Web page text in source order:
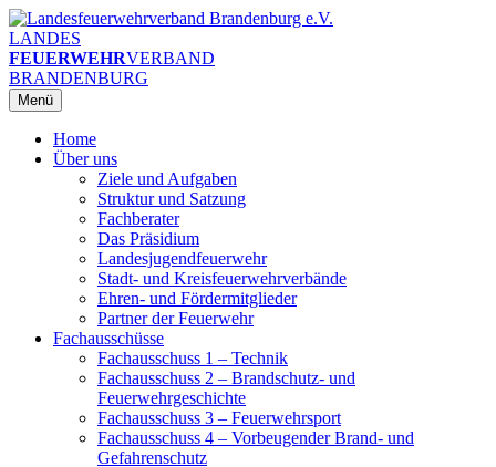
Zum
Inhalt
springen
LANDES
FEUERWEHRVERBAND
BRANDENBURG
Menü
Home
Über uns
Ziele und Aufgaben
Struktur und Satzung
Fachberater
Das Präsidium
Landesjugendfeuerwehr
Stadt- und Kreisfeuerwehrverbände
Ehren- und Fördermitglieder
Partner der Feuerwehr
Fachausschüsse
Fachausschuss 1 – Technik
Fachausschuss 2 – Brandschutz- und
Feuerwehrgeschichte
Fachausschuss 3 – Feuerwehrsport
Fachausschuss 4 – Vorbeugender Brand- und
Gefahrenschutz